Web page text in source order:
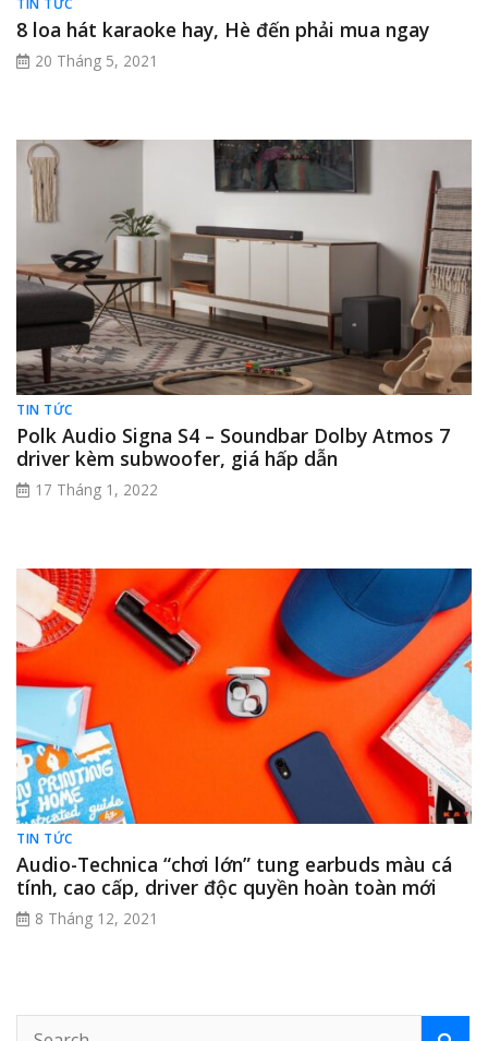
8 loa hát karaoke hay, Hè đến phải mua ngay
20 Tháng 5, 2021
TIN TỨC
Polk Audio Signa S4 – Soundbar Dolby Atmos 7
driver kèm subwoofer, giá hấp dẫn
17 Tháng 1, 2022
TIN TỨC
Audio-Technica “chơi lớn” tung earbuds màu cá
tính, cao cấp, driver độc quyền hoàn toàn mới
8 Tháng 12, 2021